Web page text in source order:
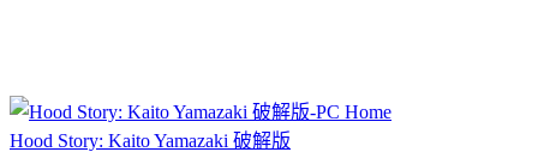
Hood Story: Kaito Yamazaki 破解版